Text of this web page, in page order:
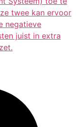
twee kan ervoor
negatieve
juist in extra